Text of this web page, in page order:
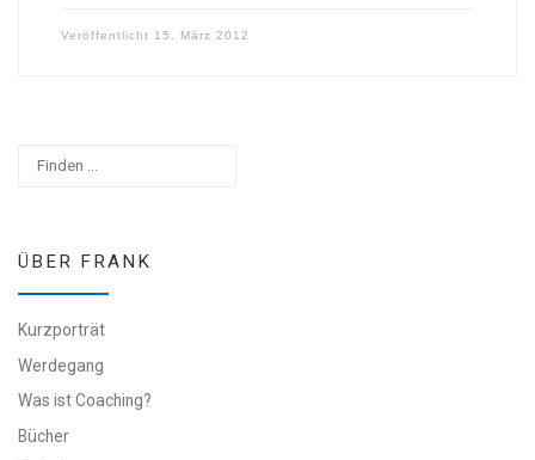
Veröffentlicht 15. März 2012
ÜBER FRANK
Kurzporträt
Werdegang
Was ist Coaching?
Bücher